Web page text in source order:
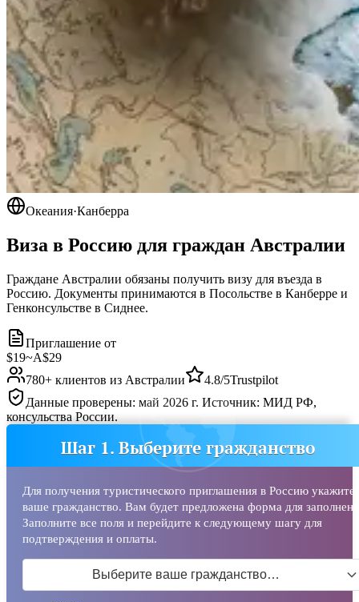
Океания·Канберра
Виза в Россию для граждан Австралии
Граждане Австралии обязаны получить визу для въезда в
Россию. Документы принимаются в Посольстве в Канберре и
Генконсульстве в Сиднее.
Приглашение от
$19~A$29
780+ клиентов из Австралии 4.8/5Trustpilot
Данные проверены: май 2026 г. Источник: МИД РФ,
консульства России.
Шаг 1. Выберите гражданство
Для получения туристического приглашения в Россию укажите
ваше гражданство. Вам будет предложена форма для
Заполните все поля и перейдите к следующему шагу для
подтверждения и оплаты.
Выберите ваше гражданство…